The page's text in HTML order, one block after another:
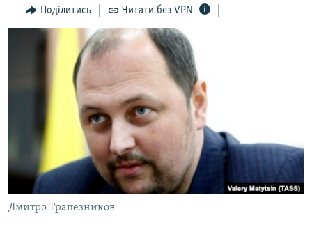
Перейти
до
пошуку
ПОГЛЯД
ІНТЕРВ'Ю
ВСЕ ЗА ДЕНЬ
СПЕЦПРОЕКТИ
ВІДЕОУРОКИ «ELIFBE»
СВІДЧЕННЯ ОКУПАЦІЇ
УКРАЇНСЬКА ПРОБЛЕМА КРИМУ
ІНФОГРАФІКА
ЯК ОБІЙТИ БЛОКУВАННЯ
Русский
Qırımtatar
ДОЛУЧАЙСЯ!
Поділитись Читати без VPN
Дмитро Трапезников